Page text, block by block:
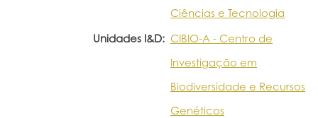
Ciências e Tecnologia
Unidades I&D: CIBIO-A - Centro de
Investigação em
Biodiversidade e Recursos
Genéticos